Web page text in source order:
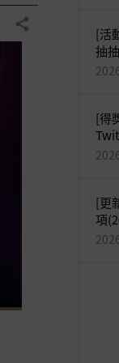
分享
[活
抽
[得
[更
項